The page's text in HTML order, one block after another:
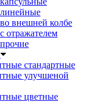
внешней колбе
отражателем
стандартные
улучшеной
цветные